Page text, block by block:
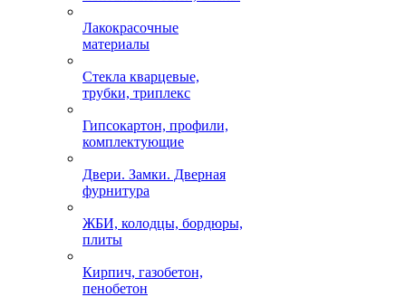
Лакокрасочные
материалы
Стекла кварцевые,
трубки, триплекс
Гипсокартон, профили,
комплектующие
Двери. Замки. Дверная
фурнитура
ЖБИ, колодцы, бордюры,
плиты
Кирпич, газобетон,
пенобетон